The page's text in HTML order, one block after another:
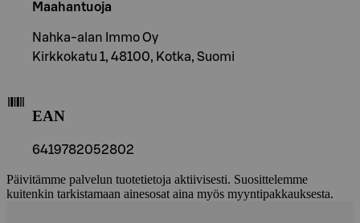
Maahantuoja
Nahka-alan Immo Oy
Kirkkokatu 1, 48100, Kotka, Suomi
EAN
6419782052802
Päivitämme palvelun tuotetietoja aktiivisesti. Suosittelemme
kuitenkin tarkistamaan ainesosat aina myös myyntipakkauksesta.